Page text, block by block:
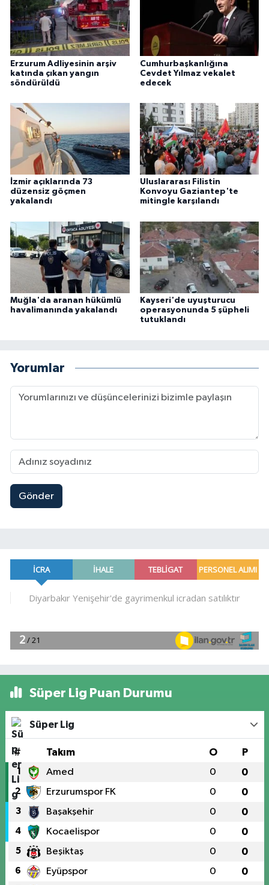
Erzurum Adliyesinin arşiv
katında çıkan yangın
söndürüldü
Cumhurbaşkanlığına
Cevdet Yılmaz vekalet
edecek
İzmir açıklarında 73
düzensiz göçmen
yakalandı
Uluslararası Filistin
Konvoyu Gaziantep'te
mitingle karşılandı
Muğla'da aranan hükümlü
havalimanında yakalandı
Kayseri'de uyuşturucu
operasyonunda 5 şüpheli
tutuklandı
Yorumlar
Gönder
Süper Lig Puan Durumu
Süper Lig
# Takım O P
1 Amed 0 0
2 Erzurumspor FK 0 0
3 Başakşehir 0 0
4 Kocaelispor 0 0
5 Beşiktaş 0 0
6 Eyüpspor 0 0